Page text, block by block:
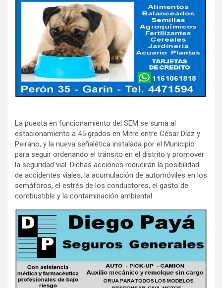
La puesta en funcionamiento del SEM se suma al
estacionamiento a 45 grados en Mitre entre César Díaz y
Peirano, y la nueva señalética instalada por el Municipio
para seguir ordenando el tránsito en el distrito y promover
la seguridad vial. Dichas acciones reducirán la posibilidad
de accidentes viales, la acumulación de automóviles en los
semáforos, el estrés de los conductores, el gasto de
combustible y la contaminación ambiental.